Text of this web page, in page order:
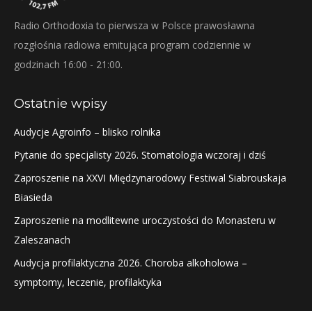
Radio Orthodoxia to pierwsza w Polsce prawosławna
rozgłośnia radiowa emitująca program codziennie w
godzinach 16:00 - 21:00.
Ostatnie wpisy
Audycje Agroinfo – blisko rolnika
Pytanie do specjalisty 2026. Stomatologia wczoraj i dziś
Zaproszenie na XXVI Międzynarodowy Festiwal Siabrouskaja
Biasieda
Zaproszenie na modlitewne uroczystości do Monasteru w
Zaleszanach
Audycja profilaktyczna 2026. Choroba alkoholowa –
symptomy, leczenie, profilaktyka